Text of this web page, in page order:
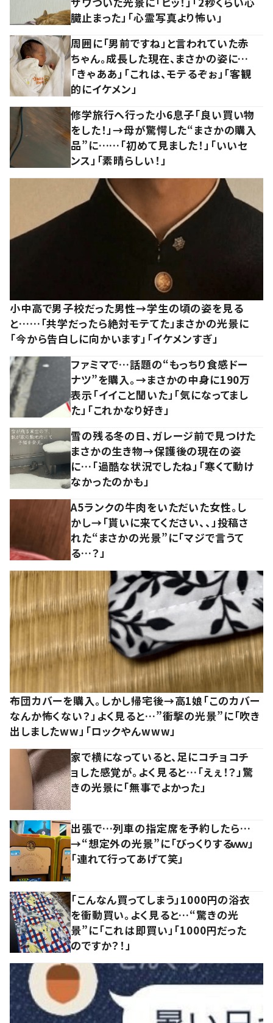
臓止まった」「心霊写真より怖い」
周囲に「男前ですね」と言われていた赤
ちゃん。成長した現在、まさかの姿に…
「きゃああ」「これは、モテるぞぉ」「客観
的にイケメン」
修学旅行へ行った小6息子「良い買い物
をした！」→母が驚愕した“まさかの購入
品”に……「初めて見ました！」「いいセ
ンス」「素晴らしい！」
小中高で男子校だった男性→学生の頃の姿を見る
と……「共学だったら絶対モテてた」まさかの光景に
「今から告白しに向かいます」「イケメンすぎ」
ファミマで…話題の“もっちり食感ドー
ナツ”を購入。→まさかの中身に190万
表示「イイこと聞いた」「気になってまし
た」「これかなり好き」
雪の残る冬の日、ガレージ前で見つけた
まさかの生き物→保護後の現在の姿
に…「過酷な状況でしたね」「寒くて動け
なかったのかも」
A5ランクの牛肉をいただいた女性。し
かし→「貰いに来てください、、」投稿さ
れた“まさかの光景”に「マジで言うて
る…？」
布団カバーを購入。しかし帰宅後→高1娘「このカバー
なんか怖くない？」よく見ると…”衝撃の光景”に「吹き
出しましたww」「ロックやんwww」
家で横になっていると、足にコチョコチ
ョした感覚が。よく見ると…「えぇ！？」驚
きの光景に「無事でよかった」
出張で…列車の指定席を予約したら…
→“想定外の光景”に「びっくりするｗｗ」
「連れて行ってあげて笑」
「こんなん買ってしまう」1000円の浴衣
を衝動買い。よく見ると…“驚きの光
景”に「これは即買い」「1000円だった
のですか？！」